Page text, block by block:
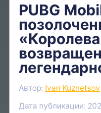
PUBG
Автор: Ivan Kuznetsov
Дата публикации: